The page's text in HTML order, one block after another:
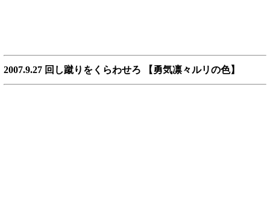
2007.9.27 回し蹴りをくらわせろ 【勇気凛々ルリの色】